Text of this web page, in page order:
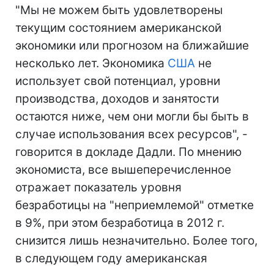
"Мы не можем быть удовлетворены
текущим состоянием американской
экономики или прогнозом на ближайшие
несколько лет. Экономика США не
использует свой потенциал, уровни
производства, доходов и занятости
остаются ниже, чем они могли бы быть в
случае использования всех ресурсов", -
говорится в докладе Дадли. По мнению
экономиста, все вышеперечисленное
отражает показатель уровня
безработицы на "неприемлемой" отметке
в 9%, при этом безработица в 2012 г.
снизится лишь незначительно. Более того,
в следующем году американская